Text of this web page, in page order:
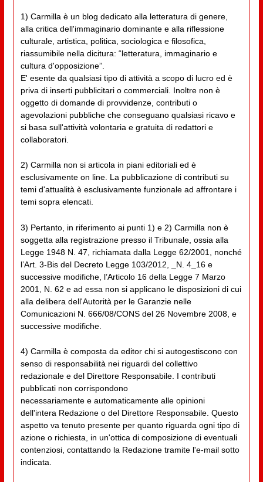
1) Carmilla è un blog dedicato alla letteratura di genere,
alla critica dell'immaginario dominante e alla riflessione
culturale, artistica, politica, sociologica e filosofica,
riassumibile nella dicitura: “letteratura, immaginario e
cultura d'opposizione”.
E' esente da qualsiasi tipo di attività a scopo di lucro ed è
priva di inserti pubblicitari o commerciali. Inoltre non è
oggetto di domande di provvidenze, contributi o
agevolazioni pubbliche che conseguano qualsiasi ricavo e
si basa sull'attività volontaria e gratuita di redattori e
collaboratori.
2) Carmilla non si articola in piani editoriali ed è
esclusivamente on line. La pubblicazione di contributi su
temi d'attualità è esclusivamente funzionale ad affrontare i
temi sopra elencati.
3) Pertanto, in riferimento ai punti 1) e 2) Carmilla non è
soggetta alla registrazione presso il Tribunale, ossia alla
Legge 1948 N. 47, richiamata dalla Legge 62/2001, nonché
l’Art. 3-Bis del Decreto Legge 103/2012, _N. 4_16 e
successive modifiche, l’Articolo 16 della Legge 7 Marzo
2001, N. 62 e ad essa non si applicano le disposizioni di cui
alla delibera dell'Autorità per le Garanzie nelle
Comunicazioni N. 666/08/CONS del 26 Novembre 2008, e
successive modifiche.
4) Carmilla è composta da editor chi si autogestiscono con
senso di responsabilità nei riguardi del collettivo
redazionale e del Direttore Responsabile. I contributi
pubblicati non corrispondono
necessariamente e automaticamente alle opinioni
dell'intera Redazione o del Direttore Responsabile. Questo
aspetto va tenuto presente per quanto riguarda ogni tipo di
azione o richiesta, in un'ottica di composizione di eventuali
contenziosi, contattando la Redazione tramite l'e-mail sotto
indicata.